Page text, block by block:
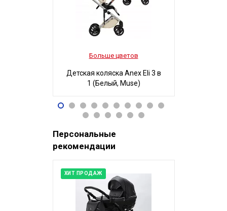
Больше цветов
Детская коляска Anex Eli 3 в
1 (Белый, Muse)
96 490Р
Персональные
рекомендации
ХИТ ПРОДАЖ